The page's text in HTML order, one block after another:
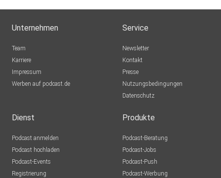
Unternehmen
Team
Karriere
Impressum
Werben auf podcast.de
Service
Newsletter
Kontakt
Presse
Nutzungsbedingungen
Datenschutz
Dienst
Podcast anmelden
Podcast hochladen
Podcast-Events
Registrierung
Produkte
Podcast-Beratung
Podcast-Jobs
Podcast-Push
Podcast-Werbung